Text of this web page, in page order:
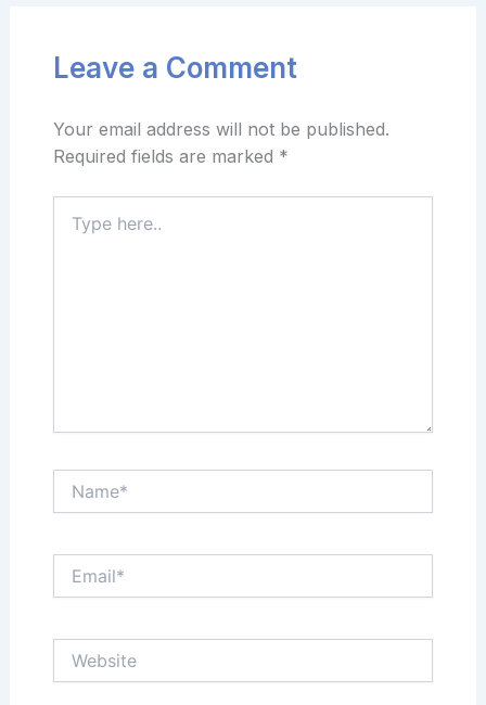
Leave a Comment
Your email address will not be published.
Required fields are marked *
here..